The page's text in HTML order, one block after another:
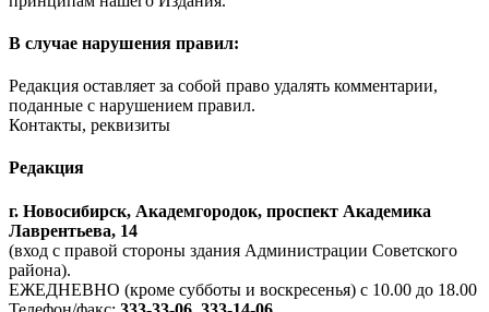
В случае нарушения правил:
Редакция оставляет за собой право удалять комментарии,
поданные с нарушением правил.
Контакты, реквизиты
Редакция
г. Новосибирск, Академгородок, проспект Академика
Лаврентьева, 14
(вход с правой стороны здания Администрации Советского
района).
ЕЖЕДНЕВНО (кроме субботы и воскресенья) с 10.00 до 18.00